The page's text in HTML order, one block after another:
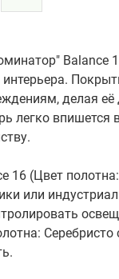
Balance
делая
легко
(Цвет
или